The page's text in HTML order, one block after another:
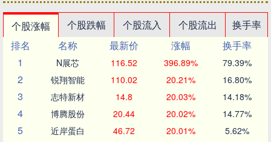
个股涨幅 个股跌幅 个股流入 个股流出
换手率
排名
名称 最新价 涨幅
换手率
1
N展芯 116.52 396.89% 79.39%
2 锐翔智能 110.02 20.21% 16.80%
3 志特新材 14.8 20.03% 14.18%
4 博腾股份 20.44 20.02% 14.77%
5 近岸蛋白 46.72 20.01% 5.62%